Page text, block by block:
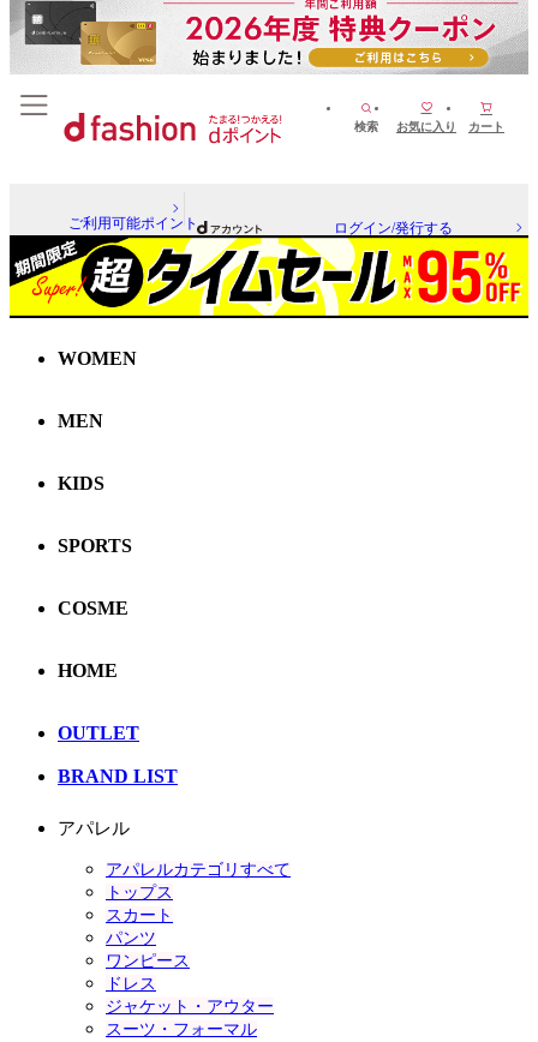
検索 お気に入り カート
ご利用可能ポイント ログイン/発行する
WOMEN
MEN
KIDS
SPORTS
COSME
HOME
OUTLET
BRAND LIST
アパレル
アパレルカテゴリすべて
トップス
スカート
パンツ
ワンピース
ドレス
ジャケット・アウター
スーツ・フォーマル